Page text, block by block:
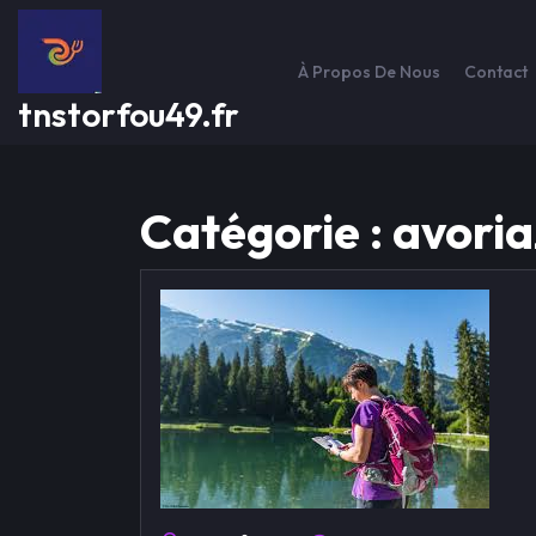
Passer
contenu
tnstorfou49.fr
À Propos De Nous Contact
Catégorie :